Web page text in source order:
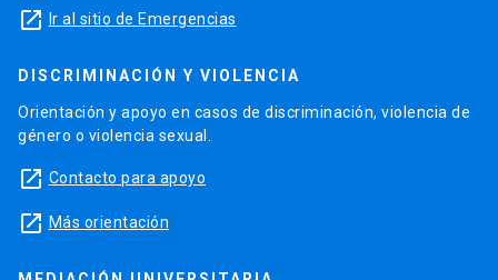
launch Ir al sitio de Emergencias
DISCRIMINACIÓN Y VIOLENCIA
Orientación y apoyo en casos de discriminación, violencia de
género o violencia sexual.
launch Contacto para apoyo
launch Más orientación